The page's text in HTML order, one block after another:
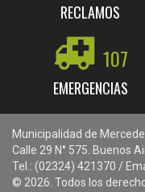
RECLAMOS
107
EMERGENCIAS
Municipalidad de
Calle 29 N° 575. Buenos
Tel.: (02324) 421370 /
© 2026. Todos los